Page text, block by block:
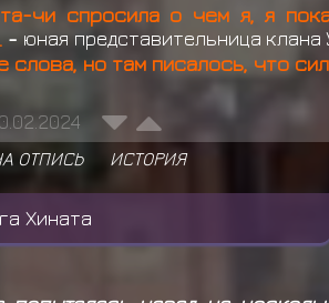
чи спросила о чем я, я
- юная представительница
слова, но там писалось, что
ОТПИСЬ ИСТОРИЯ
Хината